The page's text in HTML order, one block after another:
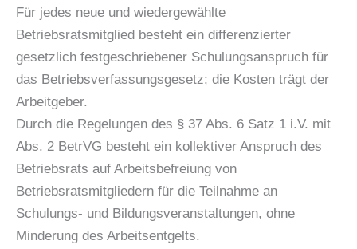
Für jedes neue und wiedergewählte
Betriebsratsmitglied besteht ein differenzierter
gesetzlich festgeschriebener Schulungsanspruch für
das Betriebsverfassungsgesetz; die Kosten trägt der
Arbeitgeber.
Durch die Regelungen des § 37 Abs. 6 Satz 1 i.V. mit
Abs. 2 BetrVG besteht ein kollektiver Anspruch des
Betriebsrats auf Arbeitsbefreiung von
Betriebsratsmitgliedern für die Teilnahme an
Schulungs- und Bildungsveranstaltungen, ohne
Minderung des Arbeitsentgelts.